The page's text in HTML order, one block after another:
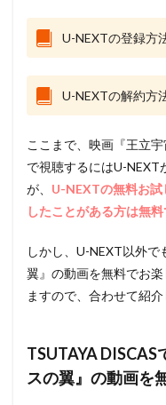
U-NEXTの登録方
U-NEXTの解約方
ここまで、映画『王立
で視聴するにはU-NEXT
が、 U-NEXTの無料お
したことがある方は無
しかし、U-NEXT以外
翼』の動画を無料でお
ますので、合わせて紹介
TSUTAYA DISCAS
スの翼』の動画を